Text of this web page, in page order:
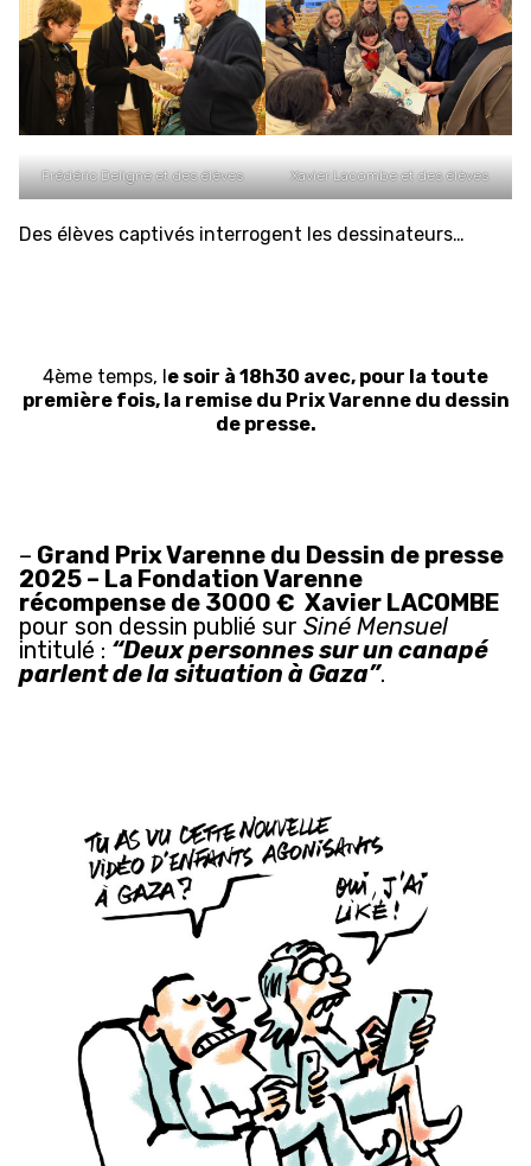
Frédéric Deligne et des élèves Xavier Lacombe et des élèves
Des élèves captivés interrogent les dessinateurs…
4ème temps, le soir à 18h30 avec, pour la toute
première fois, la remise du Prix Varenne du dessin
de presse.
– Grand Prix Varenne du Dessin de presse
2025 – La Fondation Varenne
récompense de 3000 € Xavier LACOMBE
pour son dessin publié sur Siné Mensuel
intitulé : “Deux personnes sur un canapé
parlent de la situation à Gaza”.